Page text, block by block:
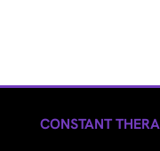
CONSTANT